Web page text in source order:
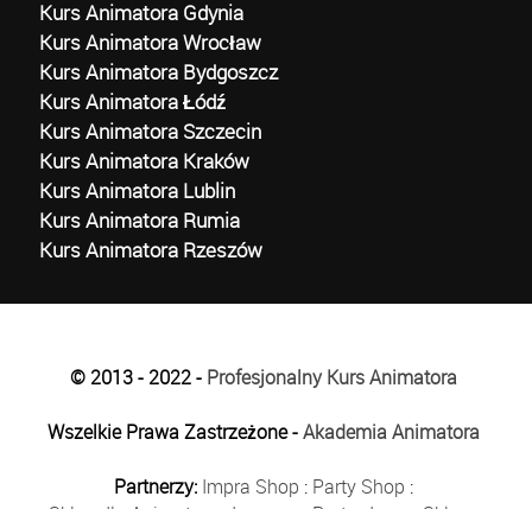
Kurs Animatora Gdynia
Kurs Animatora Wrocław
Kurs Animatora Bydgoszcz
Kurs Animatora Łódź
Kurs Animatora Szczecin
Kurs Animatora Kraków
Kurs Animatora Lublin
Kurs Animatora Rumia
Kurs Animatora Rzeszów
© 2013 - 2022 - Profesjonalny Kurs Animatora
Wszelkie Prawa Zastrzeżone -Akademia Animatora
Partnerzy: Impra Shop : Party Shop :